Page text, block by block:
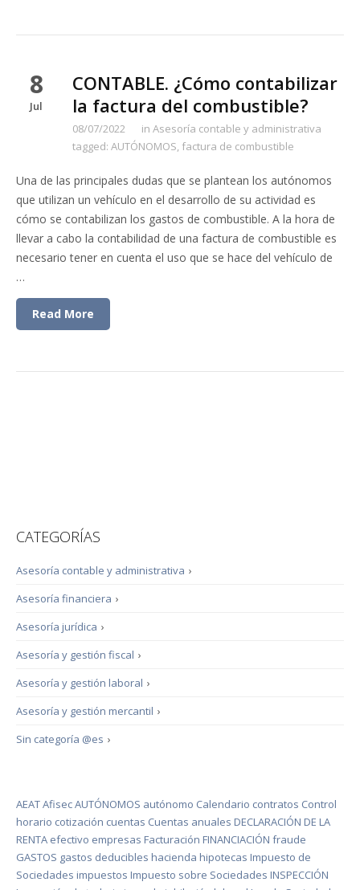
8
Jul
CONTABLE. ¿Cómo contabilizar
la factura del combustible?
08/07/2022 in Asesoría contable y administrativa
tagged: AUTÓNOMOS, factura de combustible
Una de las principales dudas que se plantean los autónomos
que utilizan un vehículo en el desarrollo de su actividad es
cómo se contabilizan los gastos de combustible. A la hora de
llevar a cabo la contabilidad de una factura de combustible es
necesario tener en cuenta el uso que se hace del vehículo de
…
Read More
CATEGORÍAS
›
Asesoría contable y administrativa
›
Asesoría financiera
›
Asesoría jurídica
›
Asesoría y gestión fiscal
›
Asesoría y gestión laboral
›
Asesoría y gestión mercantil
›
Sin categoría @es
AEATAfisecAUTÓNOMOS autónomo Calendario contratos Control
horario cotización cuentas Cuentas anuales DECLARACIÓN DE LA
RENTA efectivo empresas Facturación FINANCIACIÓN fraude
GASTOS gastos deducibles hacienda hipotecas Impuesto de
Sociedades impuestos Impuesto sobre Sociedades INSPECCIÓN